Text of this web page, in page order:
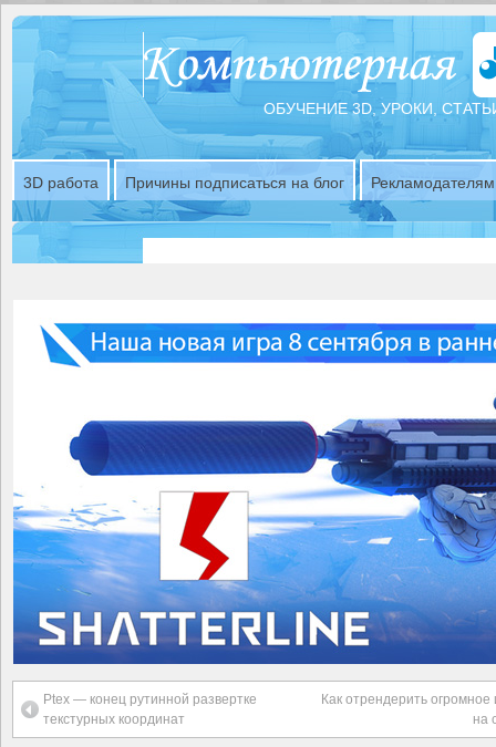
ОБУЧЕНИЕ 3D, УРОКИ,
3D работа Причины подписаться на блог Рекламодателям
Ptex — конец рутинной развертке
текстурных координат
Как отрендерить
на